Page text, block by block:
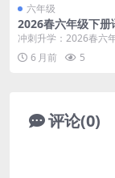
六年级
2026春六年级下册
元核心知识点全册
冲刺升学：2026春六
1-6单元核心知识点深
好，我是学科...
6 月前 5
评论(0)